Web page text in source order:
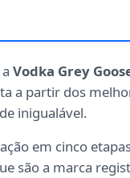
Vodka Grey
a partir dos
inigualável.
em cinco
são a marca